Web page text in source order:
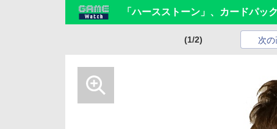
「ハースストーン」、カードパ
(1/2) 次の